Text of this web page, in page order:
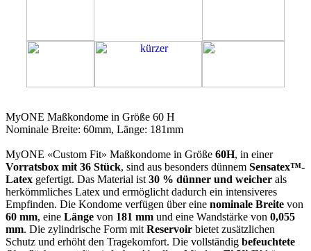
MyONE Maßkondome in Größe 60 H
Nominale Breite: 60mm, Länge: 181mm
MyONE «Custom Fit» Maßkondome in Größe 60H, in einer
Vorratsbox mit 36 Stück, sind aus besonders dünnem Sensatex™-
Latex gefertigt. Das Material ist 30 % dünner und weicher als
herkömmliches Latex und ermöglicht dadurch ein intensiveres
Empfinden. Die Kondome verfügen über eine nominale Breite von
60 mm, eine Länge von 181 mm und eine Wandstärke von 0,055
mm. Die zylindrische Form mit Reservoir bietet zusätzlichen
Schutz und erhöht den Tragekomfort. Die vollständig befeuchtete